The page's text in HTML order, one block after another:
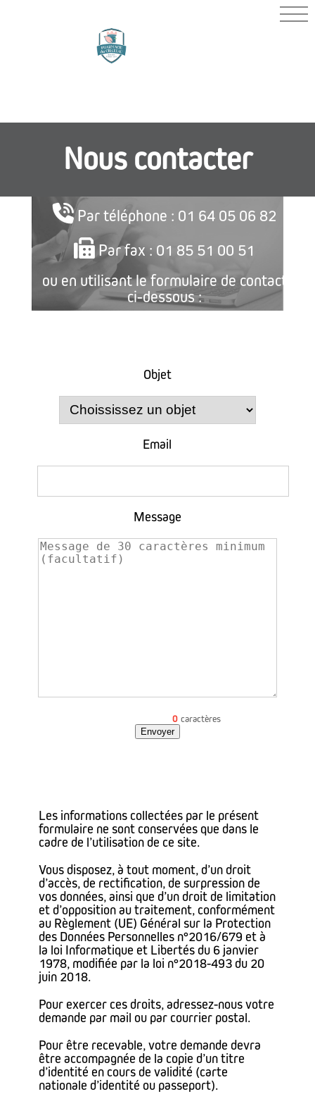
Nous contacter
Par téléphone : 01 64 05 06 82
Par fax : 01 85 51 00 51
ou en utilisant le formulaire de contact
ci-dessous :
Objet
Email
Message
0 caractères
Envoyer
Les informations collectées par le présent
formulaire ne sont conservées que dans le
cadre de l’utilisation de ce site.
Vous disposez, à tout moment, d’un droit
d’accès, de rectification, de surpression de
vos données, ainsi que d’un droit de limitation
et d’opposition au traitement, conformément
au Règlement (UE) Général sur la Protection
des Données Personnelles n°2016/679 et à
la loi Informatique et Libertés du 6 janvier
1978, modifiée par la loi n°2018-493 du 20
juin 2018.
Pour exercer ces droits, adressez-nous votre
demande par mail ou par courrier postal.
Pour être recevable, votre demande devra
être accompagnée de la copie d’un titre
d’identité en cours de validité (carte
nationale d’identité ou passeport).